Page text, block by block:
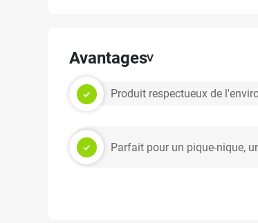
Avantages
Produit respectueux de
Parfait pour un pique-nique,